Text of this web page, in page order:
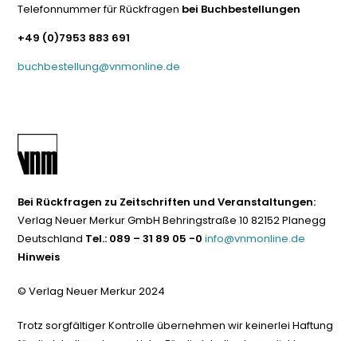
Telefonnummer für Rückfragen bei Buchbestellungen
+49 (0)7953 883 691
buchbestellung@vnmonline.de
Bei Rückfragen zu Zeitschriften und Veranstaltungen:
Verlag Neuer Merkur GmbH Behringstraße 10 82152 Planegg
Deutschland Tel.: 089 – 31 89 05 -0 info@vnmonline.de
Hinweis
© Verlag Neuer Merkur 2024
Trotz sorgfältiger Kontrolle übernehmen wir keinerlei Haftung